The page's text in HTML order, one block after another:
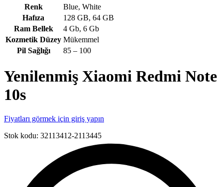
Renk Blue, White
Hafıza
128 GB, 64 GB
Ram Bellek
4 Gb, 6 Gb
Kozmetik Düzey Mükemmel
Pil Sağlığı
85 – 100
Yenilenmiş Xiaomi Redmi Note
10s
Fiyatları görmek için giriş yapın
Stok kodu: 32113412-2113445